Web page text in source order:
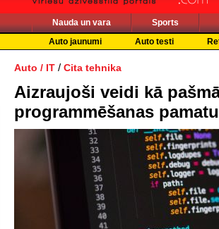
Nauda un vara Sports
Auto jaunumi
Auto testi
Auto / IT / Cita tehnika
Aizraujoši veidi kā
programmēšanas